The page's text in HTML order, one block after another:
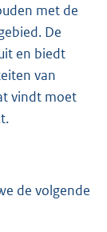
met de
De
en biedt
van
vindt moet
de volgende